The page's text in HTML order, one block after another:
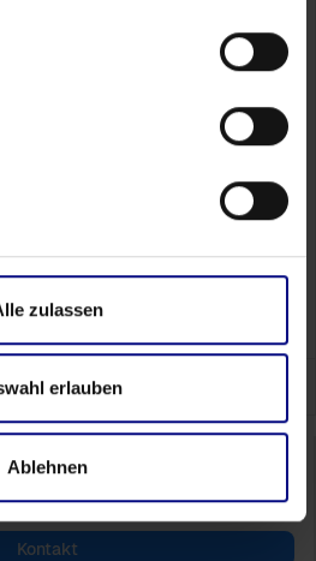
zulassen
erlauben
Ablehnen
kurzen, unverbindlichen
wo Process.Science in
Kontakt